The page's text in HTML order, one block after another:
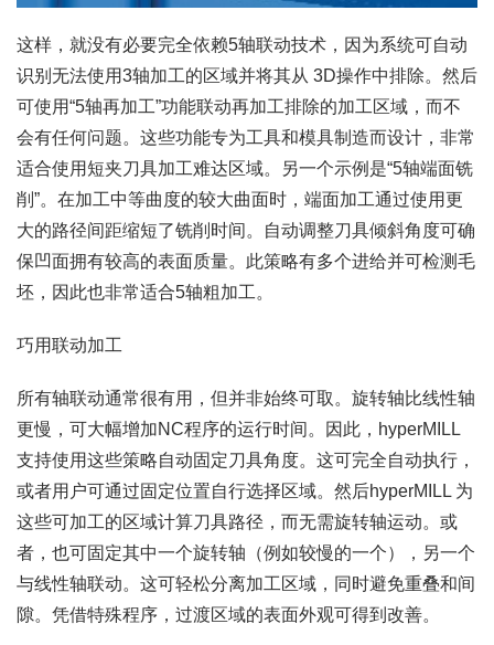
这样，就没有必要完全依赖5轴联动技术，因为系统可自动
识别无法使用3轴加工的区域并将其从 3D操作中排除。然后
可使用“5轴再加工”功能联动再加工排除的加工区域，而不
会有任何问题。这些功能专为工具和模具制造而设计，非常
适合使用短夹刀具加工难达区域。另一个示例是“5轴端面铣
削”。在加工中等曲度的较大曲面时，端面加工通过使用更
大的路径间距缩短了铣削时间。自动调整刀具倾斜角度可确
保凹面拥有较高的表面质量。此策略有多个进给并可检测毛
坯，因此也非常适合5轴粗加工。
巧用联动加工
所有轴联动通常很有用，但并非始终可取。旋转轴比线性轴
更慢，可大幅增加NC程序的运行时间。因此，hyperMILL
支持使用这些策略自动固定刀具角度。这可完全自动执行，
或者用户可通过固定位置自行选择区域。然后hyperMILL 为
这些可加工的区域计算刀具路径，而无需旋转轴运动。或
者，也可固定其中一个旋转轴（例如较慢的一个），另一个
与线性轴联动。这可轻松分离加工区域，同时避免重叠和间
隙。凭借特殊程序，过渡区域的表面外观可得到改善。